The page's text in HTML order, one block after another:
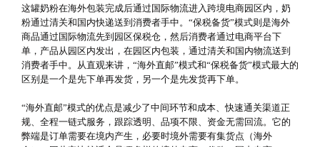
这罐奶粉在海外包装完成后通过国际物流进入跨境电商园区内，奶
粉通过清关和国内快递送到消费者手中。“保税备货”模式则是海外
商品通过国际物流先到园区保税仓，然后消费者通过电商平台下
单，产品从园区内发出，在园区内包装，通过清关和国内物流送到
消费者手中。从直观来讲，“海外直邮”模式和“保税备货”模式最大的
区别是一个是先下单再发货，另一个是先发货再下单。
“海外直邮”模式的优点是减少了中间环节和成本、快速通关渠道正
规、全程一链式服务，跟踪透明、品项不限、资金无需回流。它的
弊端是订单需要在境内产生，必要时境外需要有集货点（海外